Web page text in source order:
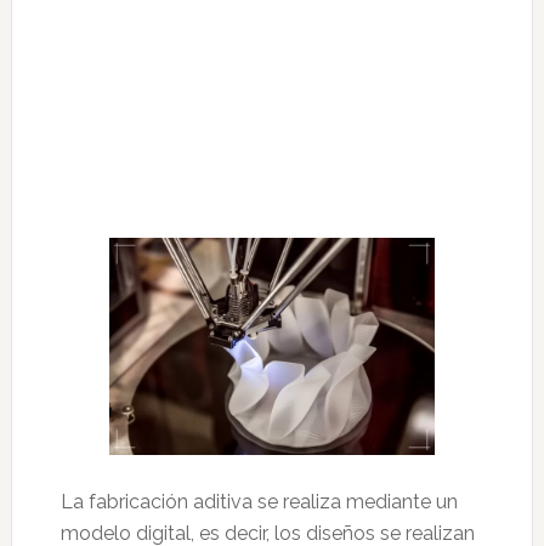
La fabricación aditiva se realiza mediante un
modelo digital, es decir, los diseños se realizan